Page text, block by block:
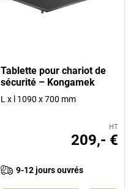
Tablette pour chariot de
sécurité – Kongamek
L x l 1090 x 700 mm
HT
209,- €
9-12 jours ouvrés